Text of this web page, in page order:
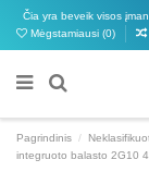
Čia yra beveik visos
Mėgstamiausi (0)
Pagrindinis
integruoto balasto 2G10